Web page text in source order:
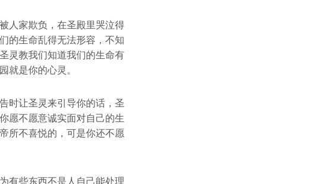
人家欺负，在圣殿里哭泣得
的生命乱得无法形容，不知
灵教我们知道我们的生命有
就是你的心灵。
时让圣灵来引导你的话，圣
愿不愿意诚实面对自己的生
所不喜悦的，可是你还不愿
有些东西不是人自己能处理